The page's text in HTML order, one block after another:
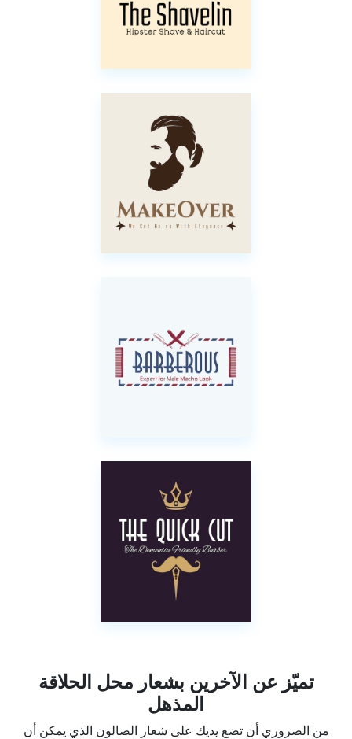
تميّز عن الآخرين بشعار محل الحلاقة
المذهل
من الضروري أن تضع يديك على شعار الصالون الذي يمكن أن